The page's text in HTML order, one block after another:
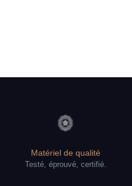
Matériel de qualité
Testé, éprouvé, certifié.